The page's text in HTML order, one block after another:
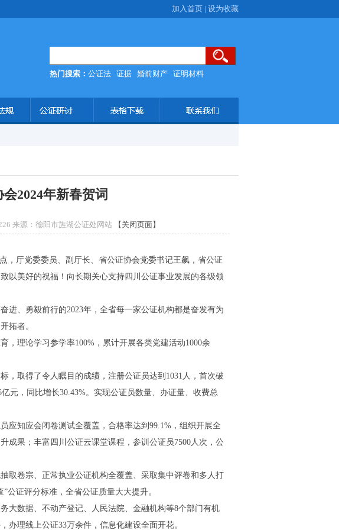
加入首页| 设为收藏
热门搜索： 公证法 证据 婚前财产 证明材料
2024年新春贺词
来源：德阳市旌湖公证处网站 【关闭页面】
厅党委委员、副厅长、省公证协会党委书记王飙，省公证
以美好的祝福！向长期关心支持四川公证事业发展的各级领
、勇毅前行的2023年，全省每一家公证机构都是奋发有为
拓者。
理论学习参学率100%，累计开展各类党建活动1000余
取得了令人瞩目的成绩，注册公证员达到1031人，首次破
元，同比增长30.43%。实现公证员数量、办证量、收费总
知应会闭卷测试全覆盖，合格率达到99.1%，组织开展全
成果；丰富四川公证云课堂课程，参训公证员7500人次，公
卷宗、正常执业公证机构全覆盖、采取集中评卷和多人打
公证评分标准，全省公证质量大大提升。
数据、不动产登记、人民法院、金融机构等8个部门有机
办理线上公证33万余件，信息化建设全面开花。